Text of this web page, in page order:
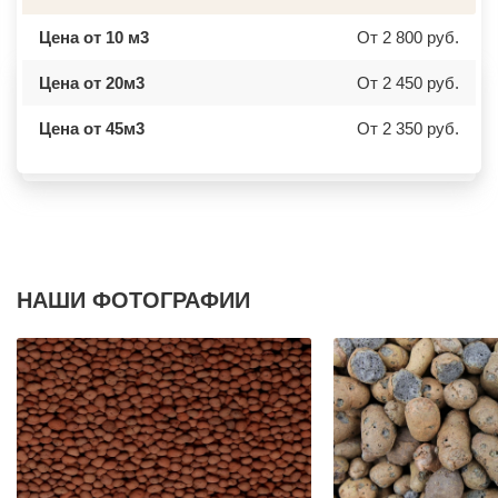
БЫЛОВО
ВАТУТИНКИ
ВЕРБИЛКИ
ВЕРЕЯ
ВОСКРЕСЕНСК
ВОСТОЧНЫЙ
ВОСХОД
ВЫСОКОВСК
ГАЗОПРОВОД
ГЛАГОЛЕВО
ГЛЕБОВСКИЙ
ГОЛИЦИНО
ГОРКИ ЛЕНИНСКИЕ
ГОРКИ-10
ДАВЫДОВО
КИНЕЛЬ
НЕФТЕКАМСК
БОГОРОДСК
АРТЕМ
ГОРЯЧИЙ КЛЮЧ
БОРОВИЧИ
ХАНТЫ МАНСИЙСК
ДМИТРИЕВ
ПЕТРОПАВЛОВСК КАМЧАТСКИЙ
Цена от 10 м3 От 2 800 руб.
Цена от 20м3 От 2 450 руб.
Цена от 45м3 От 2 350 руб.
НАШИ ФОТОГРАФИИ